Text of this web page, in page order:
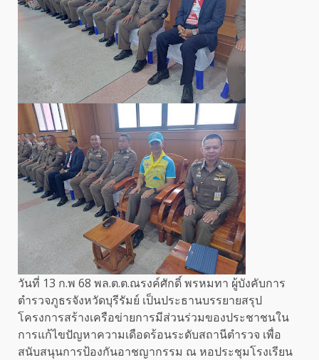
วันที่ 13 ก.พ 68 พล.ต.ต.ณรงค์ศักดิ์ พรหมทา ผู้บังคับการ
ตำรวจภูธรจังหวัดบุรีรัมย์ เป็นประธานบรรยายสรุป
โครงการสร้างเครือข่ายการมีส่วนร่วมของประชาชนใน
การแก้ไขปัญหาความเดือดร้อนระดับสถานีตำรวจ เพื่อ
สนับสนุนการป้องกันอาชญากรรม ณ หอประชุมโรงเรียน